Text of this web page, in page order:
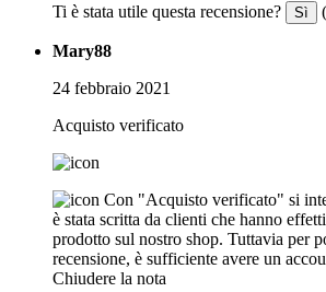
Ti è stata utile questa recensione? Sì
Mary88
24 febbraio 2021
Acquisto verificato
Con "Acquisto verificato" si
è stata scritta da clienti che hanno
prodotto sul nostro shop. Tuttavia per
recensione, è sufficiente avere un
Chiudere la nota